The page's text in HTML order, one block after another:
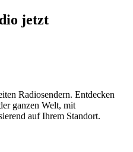
jetzt
Radiosendern. Entdecken
ganzen Welt, mit
auf Ihrem Standort.